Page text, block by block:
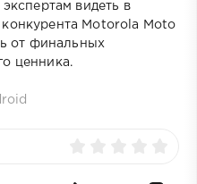
видеть в
Motorola Moto
от финальных
ценника.